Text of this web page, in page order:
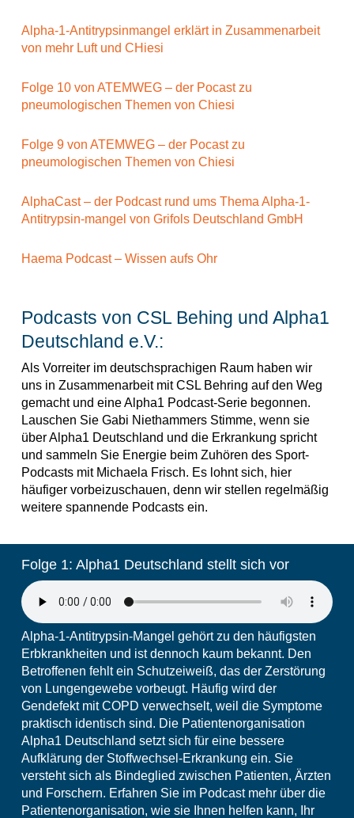
Alpha-1-Antitrypsinmangel erklärt in Zusammenarbeit
von mehr Luft und CHiesi
Folge 10 von ATEMWEG – der Pocast zu
pneumologischen Themen von Chiesi
Folge 9 von ATEMWEG – der Pocast zu
pneumologischen Themen von Chiesi
AlphaCast – der Podcast rund ums Thema Alpha-1-
Antitrypsin-mangel von Grifols Deutschland GmbH
Haema Podcast – Wissen aufs Ohr
Podcasts von CSL Behing und Alpha1
Deutschland e.V.:
Als Vorreiter im deutschsprachigen Raum haben wir
uns in Zusammenarbeit mit CSL Behring auf den Weg
gemacht und eine Alpha1 Podcast-Serie begonnen.
Lauschen Sie Gabi Niethammers Stimme, wenn sie
über Alpha1 Deutschland und die Erkrankung spricht
und sammeln Sie Energie beim Zuhören des Sport-
Podcasts mit Michaela Frisch. Es lohnt sich, hier
häufiger vorbeizuschauen, denn wir stellen regelmäßig
weitere spannende Podcasts ein.
Folge 1: Alpha1 Deutschland stellt sich vor
Alpha-1-Antitrypsin-Mangel gehört zu den häufigsten
Erbkrankheiten und ist dennoch kaum bekannt. Den
Betroffenen fehlt ein Schutzeiweiß, das der Zerstörung
von Lungengewebe vorbeugt. Häufig wird der
Gendefekt mit COPD verwechselt, weil die Symptome
praktisch identisch sind. Die Patientenorganisation
Alpha1 Deutschland setzt sich für eine bessere
Aufklärung der Stoffwechsel-Erkrankung ein. Sie
versteht sich als Bindeglied zwischen Patienten, Ärzten
und Forschern. Erfahren Sie im Podcast mehr über die
Patientenorganisation, wie sie Ihnen helfen kann, Ihr